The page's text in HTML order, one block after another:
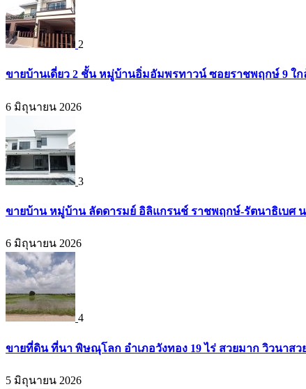
2
ขายบ้านเดี่ยว 2 ชั้น หมู่บ้านอิ่มอัมพรทาวน์ ซอยราชพฤกษ์ 9 ใกล้
6 มิถุนายน 2026
3
ขายบ้าน หมู่บ้าน ลัดดารมย์ อิลิแกรนช์ ราชพฤกษ์-รัตนาธิเบศ น
6 มิถุนายน 2026
4
ขายที่ดิน ที่นา พิษณุโลก อำเภอวังทอง 19 ไร่ สวยมาก วิวนาสวย
5 มิถุนายน 2026